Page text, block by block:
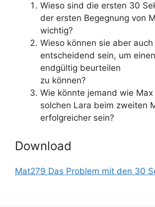
Wieso sind die ersten 30
der ersten Begegnung von
wichtig?
Wieso können sie aber
entscheidend sein, um
endgültig beurteilen
zu können?
Wie könnte jemand wie
solchen Lara beim zweiten
erfolgreicher sein?
Download
Mat279 Das Problem mit den 30